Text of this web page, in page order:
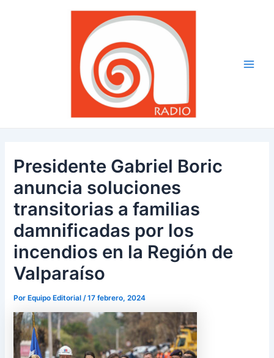
Presidente Gabriel Boric
anuncia soluciones
transitorias a familias
damnificadas por los
incendios en la Región de
Valparaíso
Por Equipo Editorial/17 febrero, 2024